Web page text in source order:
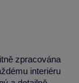
zpracována
interiéru